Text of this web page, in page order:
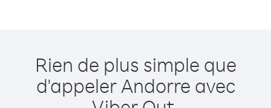
Rien de plus simple que
d'appeler Andorre avec